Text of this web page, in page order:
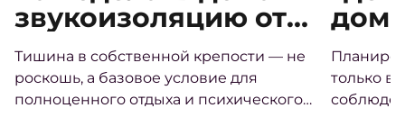
звукоизоляцию от
соседей своими
руками
Тишина в собственной крепости — не
роскошь, а базовое условие для
полноценного отдыха и психического
дом
только